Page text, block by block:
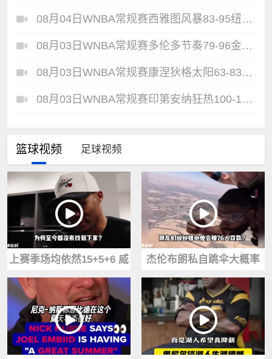
08月04日WNBA常规赛西雅图风暴83-95纽约自由人全场集锦
08月03日WNBA常规赛多伦多节奏79-96金州女武神全场集锦
08月03日WNBA常规赛康涅狄格太阳63-83达拉斯飞翼全场集锦
08月03日WNBA常规赛印第安纳狂热100-108明尼苏达山猫全场集锦
篮球视频 足球视频
上赛季场均依然15+5+6 威
少至今为何没有球队要
了？
杰伦布朗私自跳伞大概率
会被处罚！NBA为何禁止
球员玩高危运动